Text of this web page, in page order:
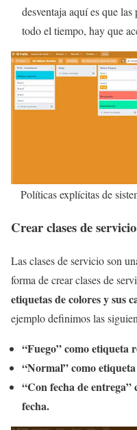
desventaja aquí es que
todo el tiempo, hay que
Políticas explícitas de
Crear clases de
Las clases de servicio son
forma de crear clases de
etiquetas de colores y sus
ejemplo definimos las
“Fuego” como etiqueta
“Normal” como
“Con fecha de entrega”
fecha.